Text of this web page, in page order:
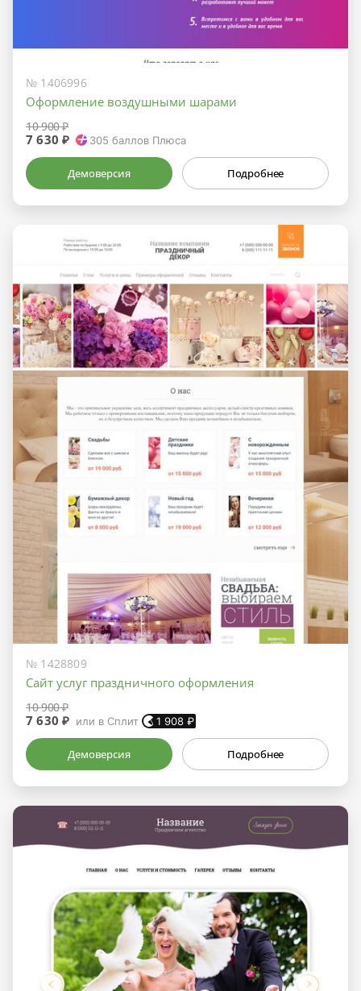
№ 1406996
Оформление воздушными шарами
10 900 ₽
7 630 ₽ 305 баллов Плюса
Демоверсия Подробнее
№ 1428809
Сайт услуг праздничного оформления
10 900 ₽
7 630 ₽ или в Сплит 1 908 ₽
Демоверсия Подробнее